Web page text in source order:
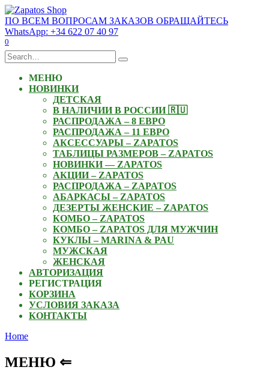
Skip
to
content
ПО ВСЕМ ВОПРОСАМ ЗАКАЗОВ ОБРАЩАЙТЕСЬ
WhatsApp: +34 622 07 40 97
0
Search
for:
МЕНЮ
НОВИНКИ
ДЕТСКАЯ
В НАЛИЧИИ В РОССИИ 🇷🇺
РАСПРОДАЖА – 8 ЕВРО
РАСПРОДАЖА – 11 ЕВРО
АКСЕССУАРЫ – ZAPATOS
ТАБЛИЦЫ РАЗМЕРОВ – ZAPATOS
НОВИНКИ — ZAPATOS
АКЦИИ – ZAPATOS
РАСПРОДАЖА – ZAPATOS
АБАРКАСЫ – ZAPATOS
ДЕЗЕРТЫ ЖЕНСКИЕ – ZAPATOS
КОМБО – ZAPATOS
КОМБО – ZAPATOS ДЛЯ МУЖЧИН
КУКЛЫ – MARINA & PAU
МУЖСКАЯ
ЖЕНСКАЯ
АВТОРИЗАЦИЯ
РЕГИСТРАЦИЯ
КОРЗИНА
УСЛОВИЯ ЗАКАЗА
КОНТАКТЫ
Home
МЕНЮ ⇐